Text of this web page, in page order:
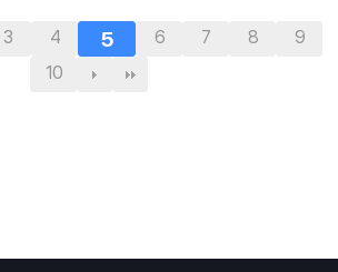
3 4 5 6 7 8
9
10